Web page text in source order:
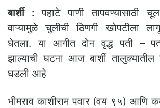
बार्शी : पहाटे पाणी तापवण्यासाठी
वाऱ्यामुळे चुलीची ठिणगी खोपटीला
घेतला. या आगीत दोन वृद्ध पती –
झाल्याची घटना आज बार्शी तालुक्यातील
घडली आहे
भीमराव काशीराम पवार (वय ९५) आणि